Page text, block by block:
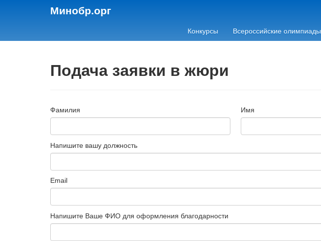
Минобр.орг
Конкурсы Всероссийские олимпиады
Подача заявки в жюри
Фамилия Имя
Напишите вашу должность
Email
Напишите Ваше ФИО для оформления благодарности